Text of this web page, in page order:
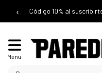
‹ Código 10% al
Menu